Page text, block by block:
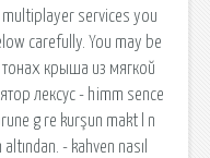
services you
carefully. You may be
крыша из мягкой
лексус - himm sence
g re kurşun makt l n
- kahven nasıl